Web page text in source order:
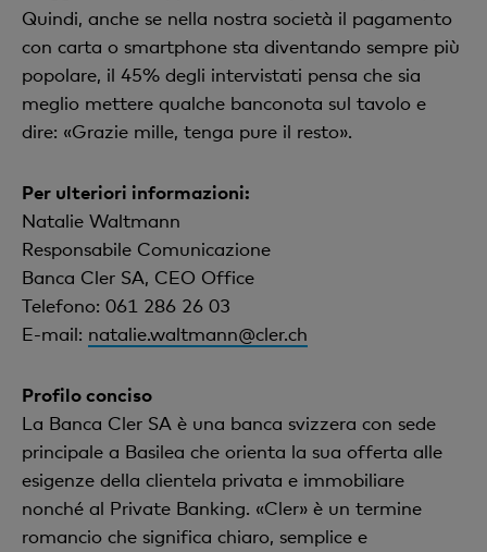
Quindi, anche se nella nostra società il pagamento
con carta o smartphone sta diventando sempre più
popolare, il 45% degli intervistati pensa che sia
meglio mettere qualche banconota sul tavolo e
dire: «Grazie mille, tenga pure il resto».
Per ulteriori informazioni:
Natalie Waltmann
Responsabile Comunicazione
Banca Cler SA, CEO Office
Telefono: 061 286 26 03
E-mail: natalie.waltmann@cler.ch
Profilo conciso
La Banca Cler SA è una banca svizzera con sede
principale a Basilea che orienta la sua offerta alle
esigenze della clientela privata e immobiliare
nonché al Private Banking. «Cler» è un termine
romancio che significa chiaro, semplice e